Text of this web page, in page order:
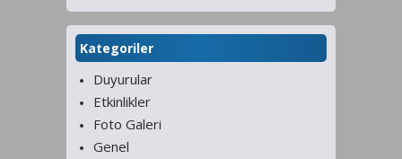
Kategoriler
Duyurular
Etkinlikler
Foto Galeri
Genel